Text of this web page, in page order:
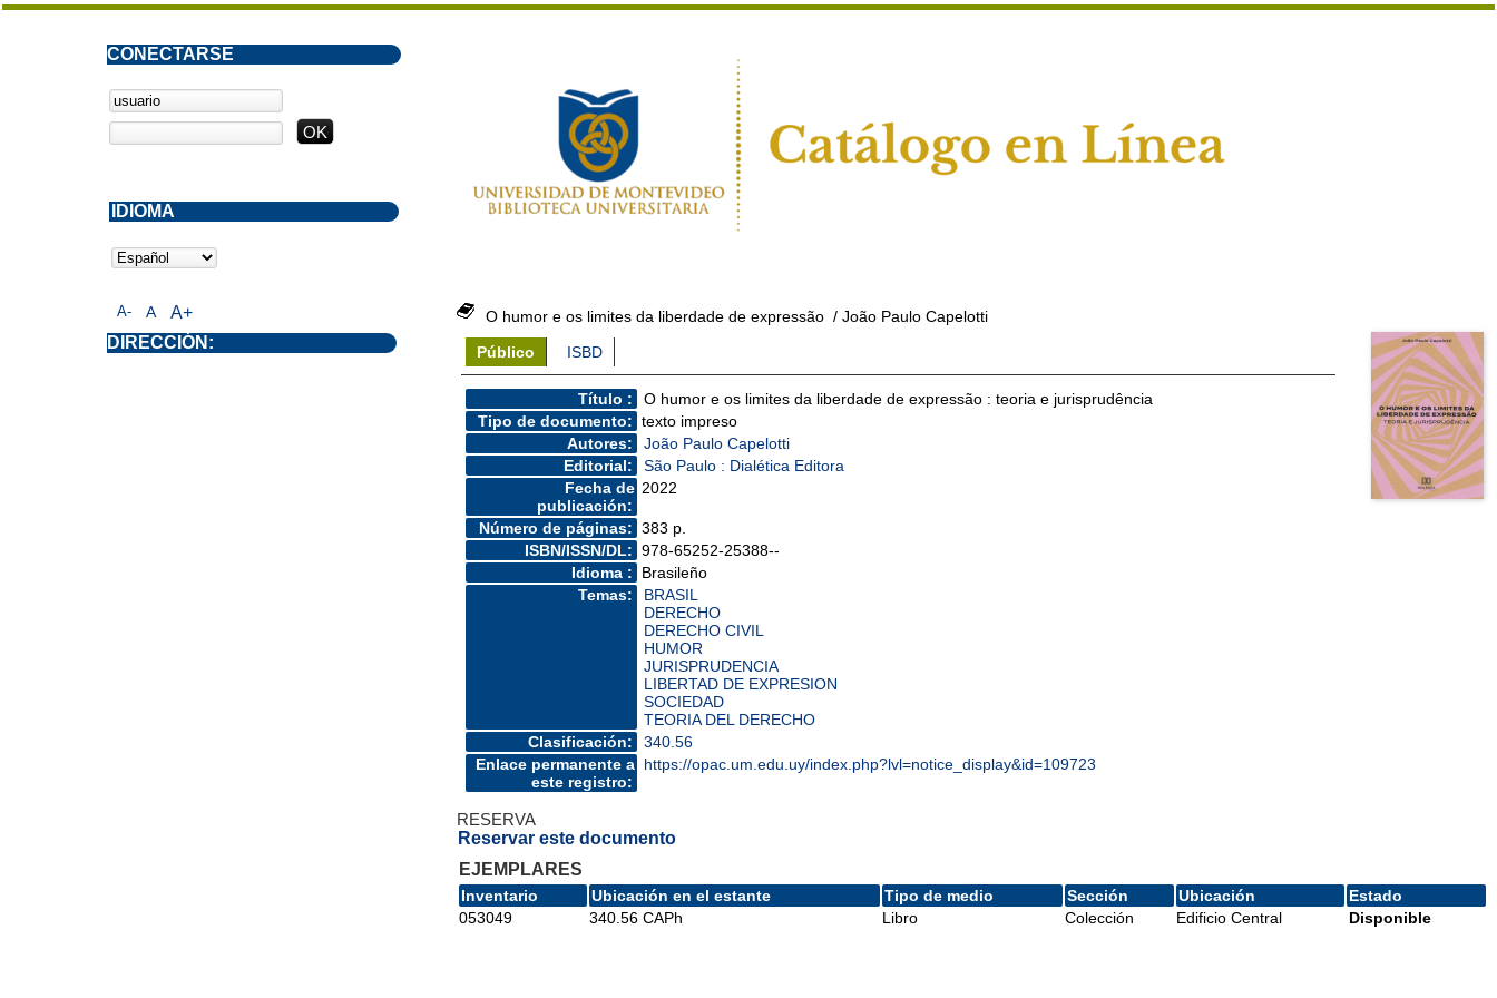
O humor e os limites da liberdade de expressão / João Paulo Capelotti
Público
ISBD
Título :
O humor e os limites da liberdade de expressão : teoria e jurisprudência
Tipo de documento: texto impreso
Autores:
João Paulo Capelotti
Editorial:
São Paulo : Dialética Editora
Fecha de
publicación:
2022
Número de páginas: 383 p.
ISBN/ISSN/DL: 978-65252-25388--
Idioma :
Brasileño
Temas:
BRASIL
DERECHO
DERECHO CIVIL
HUMOR
JURISPRUDENCIA
LIBERTAD DE EXPRESION
SOCIEDAD
TEORIA DEL DERECHO
Clasificación:
340.56
Enlace permanente a
este registro:
https://opac.um.edu.uy/index.php?lvl=notice_display&id=109723
RESERVA
Reservar este documento
EJEMPLARES
Inventario Ubicación en el estante Tipo de medio Sección Ubicación
Estado
053049
340.56 CAPh Libro Colección Edificio Central Disponible
A- A A+
CONECTARSE
DIRECCIÓN:
IDIOMA